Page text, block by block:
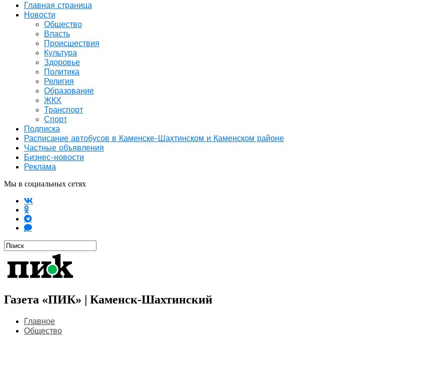
Главная страница
Новости
Общество
Власть
Происшествия
Культура
Здоровье
Политика
Религия
Образование
ЖКХ
Транспорт
Спорт
Подписка
Расписание автобусов в Каменске-Шахтинском и Каменском районе
Частные объявления
Бизнес-новости
Реклама
Мы в социальных сетях
Газета «ПИК» | Каменск-Шахтинский
Главное
Общество